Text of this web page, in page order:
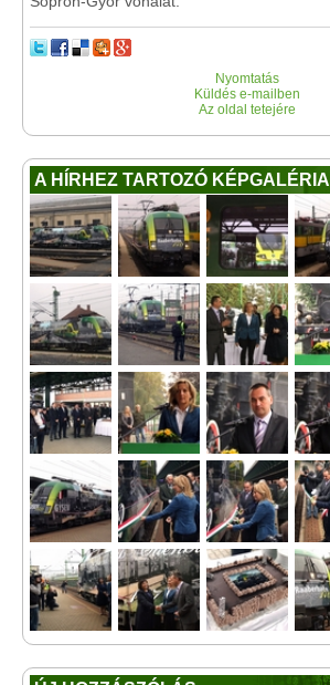
Nyomtatás
Küldés e-mailben
Az oldal tetejére
A HÍRHEZ TARTOZÓ KÉPGALÉRIA